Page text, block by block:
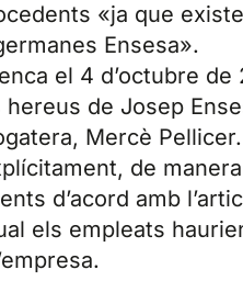
«ja que
Ensesa».
el 4 d’octubre de
de Josep
Mercè
de
d’acord amb
els empleats